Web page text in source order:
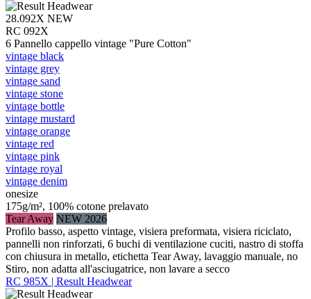
28.092X NEW
RC 092X
6 Pannello cappello vintage "Pure Cotton"
vintage black
vintage grey
vintage sand
vintage stone
vintage bottle
vintage mustard
vintage orange
vintage red
vintage pink
vintage royal
vintage denim
onesize
175g/m², 100% cotone prelavato
Tear Away NEW 2026
Profilo basso, aspetto vintage, visiera preformata, visiera riciclato,
pannelli non rinforzati, 6 buchi di ventilazione cuciti, nastro di stoffa
con chiusura in metallo, etichetta Tear Away, lavaggio manuale, no
Stiro, non adatta all'asciugatrice, non lavare a secco
RC 985X | Result Headwear